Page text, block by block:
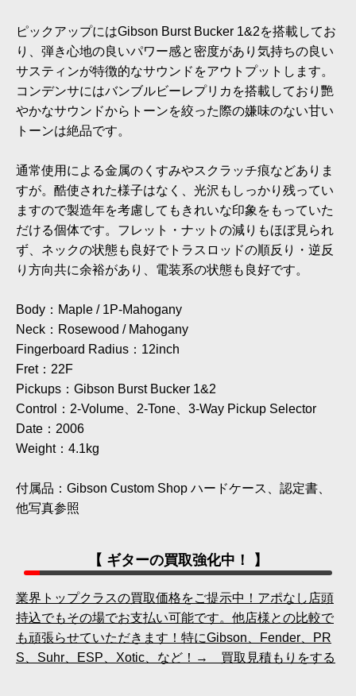
ピックアップにはGibson Burst Bucker 1&2を搭載してお
り、弾き心地の良いパワー感と密度があり気持ちの良い
サスティンが特徴的なサウンドをアウトプットします。
コンデンサにはバンブルビーレプリカを搭載しており艷
やかなサウンドからトーンを絞った際の嫌味のない甘い
トーンは絶品です。
通常使用による金属のくすみやスクラッチ痕などありま
すが。酷使された様子はなく、光沢もしっかり残ってい
ますので製造年を考慮してもきれいな印象をもっていた
だける個体です。フレット・ナットの減りもほぼ見られ
ず、ネックの状態も良好でトラスロッドの順反り・逆反
り方向共に余裕があり、電装系の状態も良好です。
Body：Maple / 1P-Mahogany
Neck：Rosewood / Mahogany
Fingerboard Radius：12inch
Fret：22F
Pickups：Gibson Burst Bucker 1&2
Control：2-Volume、2-Tone、3-Way Pickup Selector
Date：2006
Weight：4.1kg
付属品：Gibson Custom Shop ハードケース、認定書、
他写真参照
【 ギターの買取強化中！ 】
業界トップクラスの買取価格をご提示中！アポなし店頭
持込でもその場でお支払い可能です。他店様との比較で
も頑張らせていただきます！特にGibson、Fender、PR
S、Suhr、ESP、Xotic、など！→ 買取見積もりをする